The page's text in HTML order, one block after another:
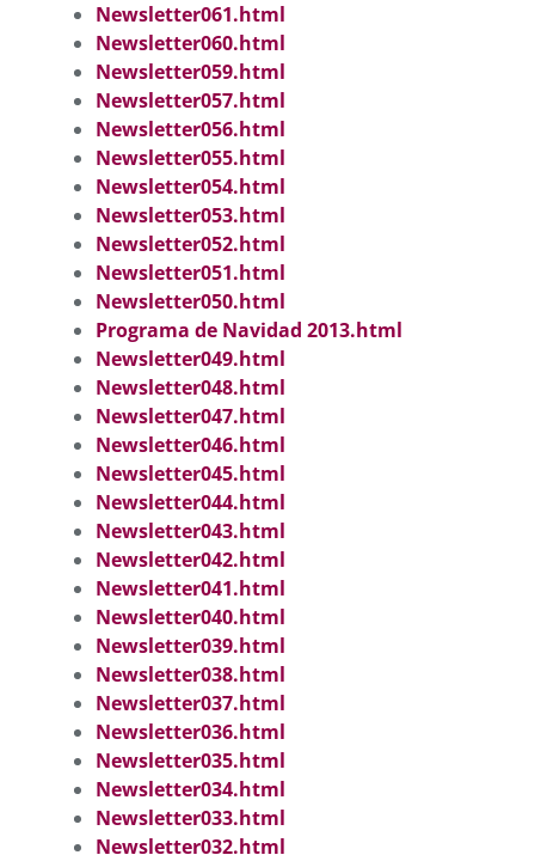
Newsletter061.html
Newsletter060.html
Newsletter059.html
Newsletter057.html
Newsletter056.html
Newsletter055.html
Newsletter054.html
Newsletter053.html
Newsletter052.html
Newsletter051.html
Newsletter050.html
Programa de Navidad 2013.html
Newsletter049.html
Newsletter048.html
Newsletter047.html
Newsletter046.html
Newsletter045.html
Newsletter044.html
Newsletter043.html
Newsletter042.html
Newsletter041.html
Newsletter040.html
Newsletter039.html
Newsletter038.html
Newsletter037.html
Newsletter036.html
Newsletter035.html
Newsletter034.html
Newsletter033.html
Newsletter032.html